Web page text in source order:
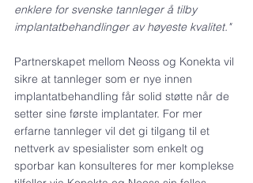
enklere for svenske tannleger å tilby
implantatbehandlinger av høyeste kvalitet."
Partnerskapet mellom Neoss og Konekta vil
sikre at tannleger som er nye innen
implantatbehandling får solid støtte når de
setter sine første implantater. For mer
erfarne tannleger vil det gi tilgang til et
nettverk av spesialister som enkelt og
sporbar kan konsulteres for mer komplekse